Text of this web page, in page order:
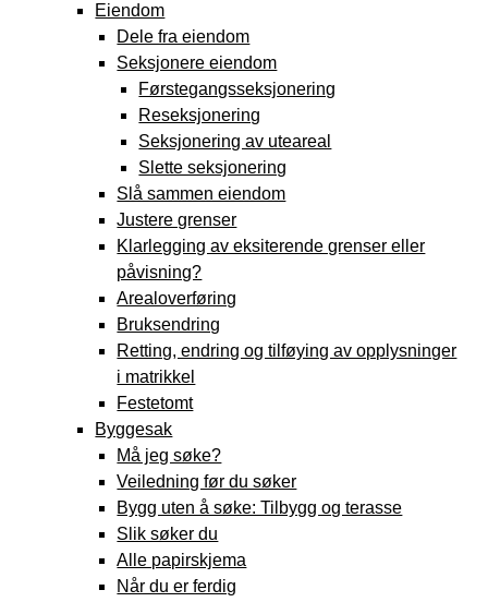
Eiendom
Dele fra eiendom
Seksjonere eiendom
Førstegangsseksjonering
Reseksjonering
Seksjonering av uteareal
Slette seksjonering
Slå sammen eiendom
Justere grenser
Klarlegging av eksiterende grenser eller
påvisning?
Arealoverføring
Bruksendring
Retting, endring og tilføying av opplysninger
i matrikkel
Festetomt
Byggesak
Må jeg søke?
Veiledning før du søker
Bygg uten å søke: Tilbygg og terasse
Slik søker du
Alle papirskjema
Når du er ferdig